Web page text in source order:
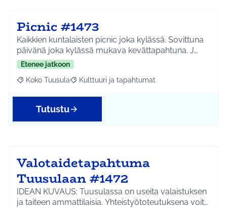
Picnic #1473
Kaikkien kuntalaisten picnic joka kylässä. Sovittuna
päivänä joka kylässä mukava kevättapahtuna. J…
Etenee jatkoon
Rajaa tulokset aihepiirin mukaan: Koko Tuusula
Koko Tuusula Rajaa tulokset teeman mukaan: Kulttuuri ja
Kulttuuri ja tapahtumat
Tutustu
Valotaidetapahtuma
Tuusulaan #1472
IDEAN KUVAUS: Tuusulassa on useita valaistuksen
ja taiteen ammattilaisia. Yhteistyötoteutuksena voit…